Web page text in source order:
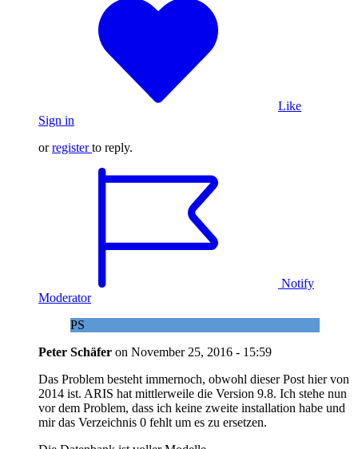
Like
Sign in
orregister to reply.
Notify
Moderator
PS
Peter Schäfer on November 25, 2016 - 15:59
Das Problem besteht immernoch, obwohl dieser Post hier von
2014 ist. ARIS hat mittlerweile die Version 9.8. Ich stehe nun
vor dem Problem, dass ich keine zweite installation habe und
mir das Verzeichnis 0 fehlt um es zu ersetzen.